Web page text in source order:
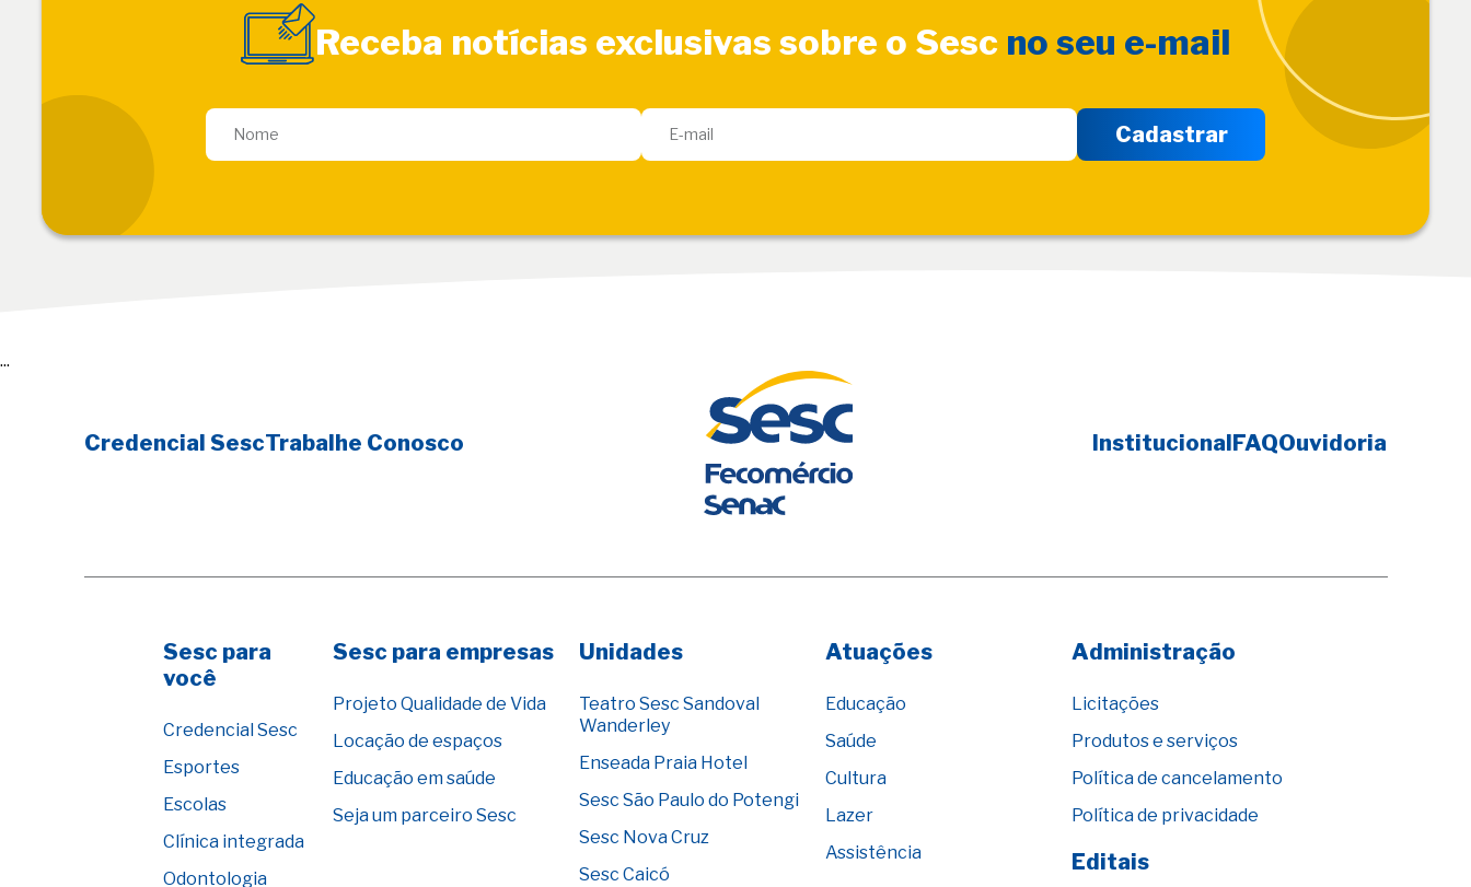
Receba notícias exclusivas sobre o Sesc no seu e-mail
...
Credencial SescTrabalhe Conosco InstitucionalFAQOuvidoria
Sesc para
você
Credencial Sesc
Esportes
Escolas
Clínica integrada
Odontologia
Sesc para empresas
Projeto Qualidade de Vida
Locação de espaços
Educação em saúde
Seja um parceiro Sesc
Unidades
Teatro Sesc Sandoval
Wanderley
Enseada Praia Hotel
Sesc São Paulo do Potengi
Sesc Nova Cruz
Sesc Caicó
Atuações
Educação
Saúde
Cultura
Lazer
Assistência
Administração
Licitações
Produtos e serviços
Política de cancelamento
Política de privacidade
Editais